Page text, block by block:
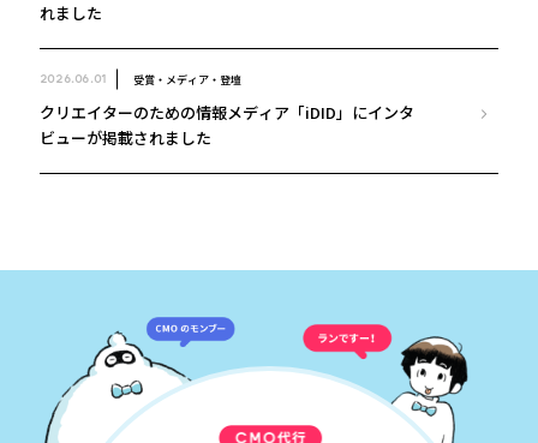
れました
2026.06.01 受賞・メディア・登壇
クリエイターのための情報メディア「iDID」にインタ
ビューが掲載されました